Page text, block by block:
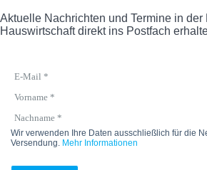
Aktuelle Nachrichten und Termine in der
Hauswirtschaft direkt ins Postfach
Wir verwenden Ihre Daten ausschließlich für die
Versendung. Mehr Informationen